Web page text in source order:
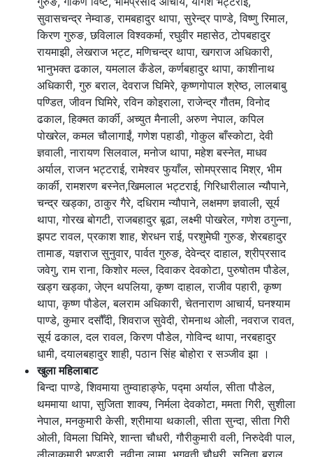
सुवासचन्द्र नेम्वाङ, रामबहादुर थापा, सुरेन्द्र पाण्डे, विष्णु रिमाल,
किरण गुरुङ, छविलाल विश्वकर्मा, रघुवीर महासेठ, टोपबहादुर
रायमाझी, लेखराज भट्ट, मणिचन्द्र थापा, खगराज अधिकारी,
भानुभक्त ढकाल, यमलाल कँडेल, कर्णबहादुर थापा, काशीनाथ
अधिकारी, गुरु बराल, देवराज घिमिरे, कृष्णगोपाल श्रेष्ठ, लालबाबु
पण्डित, जीवन घिमिरे, रविन कोइराला, राजेन्द्र गौतम, विनोद
ढकाल, हिक्मत कार्की, अच्युत मैनाली, अरुण नेपाल, कपिल
पोखरेल, कमल चौलागाईं, गणेश पहाडी, गोकुल बाँस्कोटा, देवी
ज्ञवाली, नारायण सिलवाल, मनोज थापा, महेश बस्नेत, माधव
अर्याल, राजन भट्टराई, रामेश्वर फुयाँल, सोमप्रसाद मिश्र, भीम
कार्की, रामशरण बस्नेत,खिमलाल भट्टराई, गिरिधारीलाल न्यौपाने,
चन्द्र खड्का, ठाकुर गैरे, दधिराम न्यौपाने, लक्षमण ज्ञवाली, सूर्य
थापा, गोरख बोगटी, राजबहादुर बूढा, लक्ष्मी पोखरेल, गणेश ठगुन्ना,
झपट रावल, प्रकाश शाह, शेरधन राई, परशुमेघी गुरुङ, शेरबहादुर
तामाङ, यज्ञराज सुनुवार, पार्वत गुरुङ, देवेन्द्र दाहाल, श्रीप्रसाद
जवेगु, राम राना, किशोर मल्ल, दिवाकर देवकोटा, पुरुषोतम पौडेल,
खड्ग खड्का, जेएन थपलिया, कृष्ण दाहाल, राजीव पहारी, कृष्ण
थापा, कृष्ण पौडेल, बलराम अधिकारी, चेतनाराण आचार्य, घनश्याम
पाण्डे, कुमार दसौँदी, शिवराज सुवेदी, रोमनाथ ओली, नवराज रावत,
सूर्य ढकाल, दल रावल, किरण पौडेल, गोविन्द थापा, नरबहादुर
धामी, दयालबहादुर शाही, पठान सिंह बोहोरा र सञ्जीव झा ।
खुला महिलाबाट
बिन्दा पाण्डे, शिवमाया तुम्वाहाङ्फे, पद्मा अर्याल, सीता पौडेल,
थममाया थापा, सुजिता शाक्य, निर्मला देवकोटा, ममता गिरी, सुशीला
नेपाल, मनकुमारी केसी, श्रीमाया थकाली, सीता सुन्दा, सीता गिरी
ओली, विमला घिमिरे, शान्ता चौधरी, गौरीकुमारी वली, निरुदेवी पाल,